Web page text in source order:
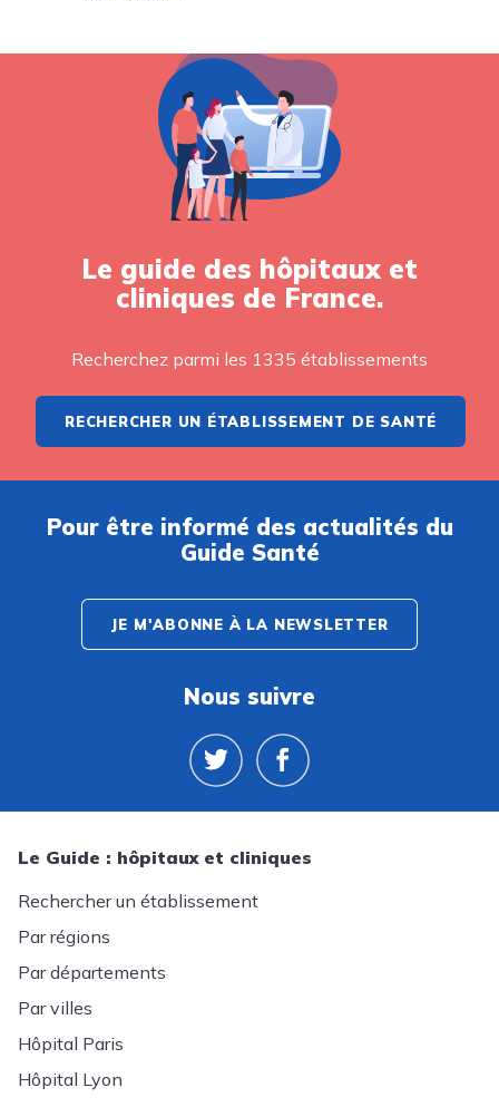
Le guide des hôpitaux et
cliniques de France.
Recherchez parmi les 1335 établissements
RECHERCHER UN ÉTABLISSEMENT DE SANTÉ
Pour être informé des actualités du
Guide Santé
JE M'ABONNE À LA NEWSLETTER
Nous suivre
Le Guide : hôpitaux et cliniques
Rechercher un établissement
Par régions
Par départements
Par villes
Hôpital Paris
Hôpital Lyon